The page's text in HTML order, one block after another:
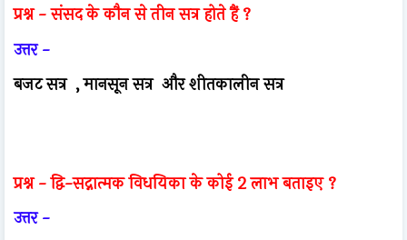
प्रश्न -संसद के कौन से तीन सत्र होते हैं ?
उत्तर -
बजट सत्र , मानसून सत्र और शीतकालीन सत्र
प्रश्न -द्वि-सद्नात्मक विधयिका के कोई 2 लाभ बताइए ?
उत्तर -